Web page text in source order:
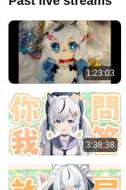
1:23:03
3:38:38